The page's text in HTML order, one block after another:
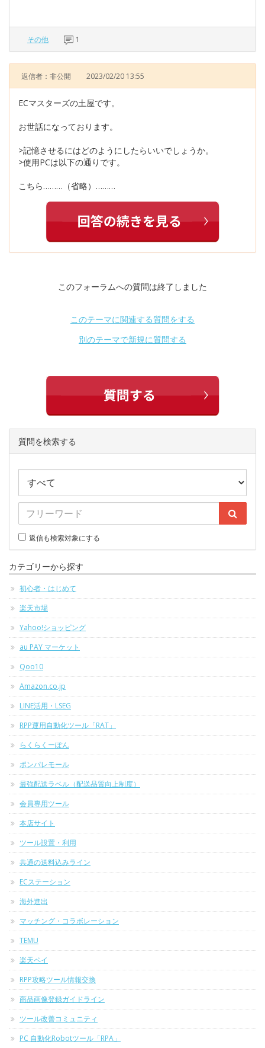
その他 1
返信者：非公開 2023/02/20 13:55
ECマスターズの土屋です。
お世話になっております。
>記憶させるにはどのようにしたらいいでしょうか。
>使用PCは以下の通りです。
こちら………（省略）………
このフォーラムへの質問は終了しました
このテーマに関連する質問をする
別のテーマで新規に質問する
質問を検索する
返信も検索対象にする
カテゴリーから探す
初心者・はじめて
楽天市場
Yahoo!ショッピング
au PAY マーケット
Qoo10
Amazon.co.jp
LINE活用・LSEG
RPP運用自動化ツール「RAT」
らくらくーぽん
ポンパレモール
最強配送ラベル（配送品質向上制度）
会員専用ツール
本店サイト
ツール設置・利用
共通の送料込みライン
ECステーション
海外進出
マッチング・コラボレーション
TEMU
楽天ペイ
RPP攻略ツール情報交換
商品画像登録ガイドライン
ツール改善コミュニティ
PC 自動化Robotツール「RPA」